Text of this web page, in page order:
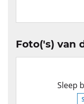
Foto('s) van
Sleep